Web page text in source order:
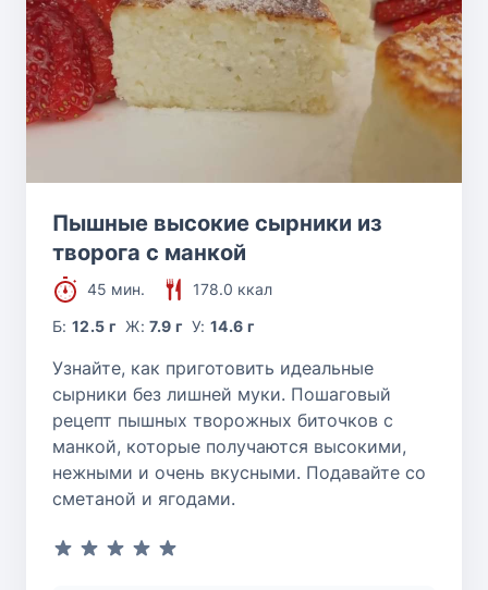
Пышные высокие сырники из
творога с манкой
45 мин.
178.0 ккал
Б:12.5 г Ж:7.9 г У:14.6 г
Узнайте, как приготовить идеальные
сырники без лишней муки. Пошаговый
рецепт пышных творожных биточков с
манкой, которые получаются высокими,
нежными и очень вкусными. Подавайте со
сметаной и ягодами.